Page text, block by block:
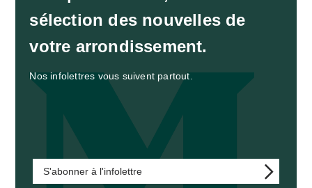
sélection des nouvelles de
votre arrondissement.
Nos infolettres vous suivent partout.
S'abonner à l'infolettre